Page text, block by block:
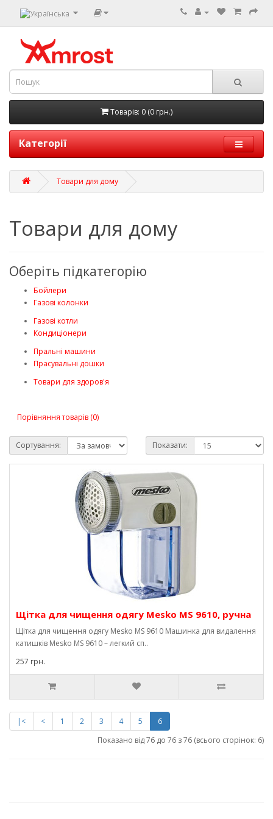
Товарів: 0 (0 грн.)
Категорії
Товари для дому
Товари для дому
Оберіть підкатегорію
Бойлери
Газові колонки
Газові котли
Кондиціонери
Пральні машини
Прасувальні дошки
Товари для здоров'я
Порівняння товарів (0)
Сортування: Показати:
Щітка для чищення одягу Mesko MS 9610, ручна
Щітка для чищення одягу Mesko MS 9610 Машинка для видалення
катишків Mesko MS 9610 – легкий сп..
257 грн.
|< < 1 2 3 4 5
6
Показано від 76 до 76 з 76 (всього сторінок: 6)